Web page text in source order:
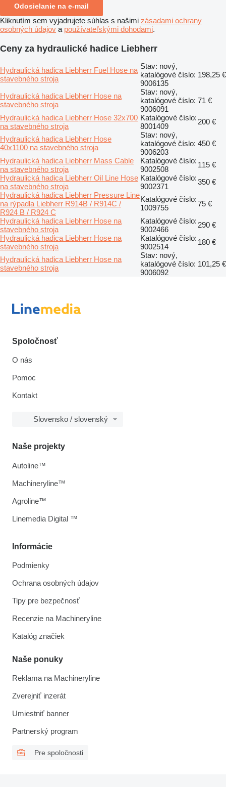
Odosielanie na e-mail
Kliknutím sem vyjadrujete súhlas s našimi zásadami ochrany
osobných údajov a používateľskými dohodami.
Ceny za hydraulické hadice Liebherr
Hydraulická hadica Liebherr Fuel Hose na
stavebného stroja
Stav: nový,
katalógové číslo:
9006135
198,25 €
Hydraulická hadica Liebherr Hose na
stavebného stroja
Stav: nový,
katalógové číslo:
9006091
71 €
Hydraulická hadica Liebherr Hose 32x700
na stavebného stroja
Katalógové číslo:
8001409
200 €
Hydraulická hadica Liebherr Hose
40x1100 na stavebného stroja
Stav: nový,
katalógové číslo:
9006203
450 €
Hydraulická hadica Liebherr Mass Cable
na stavebného stroja
Katalógové číslo:
9002508
115 €
Hydraulická hadica Liebherr Oil Line Hose
na stavebného stroja
Katalógové číslo:
9002371
350 €
Hydraulická hadica Liebherr Pressure Line
na rýpadla Liebherr R914B / R914C /
R924 B / R924 C
Katalógové číslo:
1009755
75 €
Hydraulická hadica Liebherr Hose na
stavebného stroja
Katalógové číslo:
9002466
290 €
Hydraulická hadica Liebherr Hose na
stavebného stroja
Katalógové číslo:
9002514
180 €
Hydraulická hadica Liebherr Hose na
stavebného stroja
Stav: nový,
katalógové číslo:
9006092
101,25 €
Spoločnosť
O nás
Pomoc
Kontakt
Slovensko / slovenský
Informácie
Podmienky
Ochrana osobných údajov
Tipy pre bezpečnosť
Recenzie na Machineryline
Katalóg značiek
Naše ponuky
Reklama na Machineryline
Zverejniť inzerát
Umiestniť banner
Partnerský program
Pre spoločnosti
Naše projekty
Autoline™
Machineryline™
Agroline™
Linemedia Digital ™